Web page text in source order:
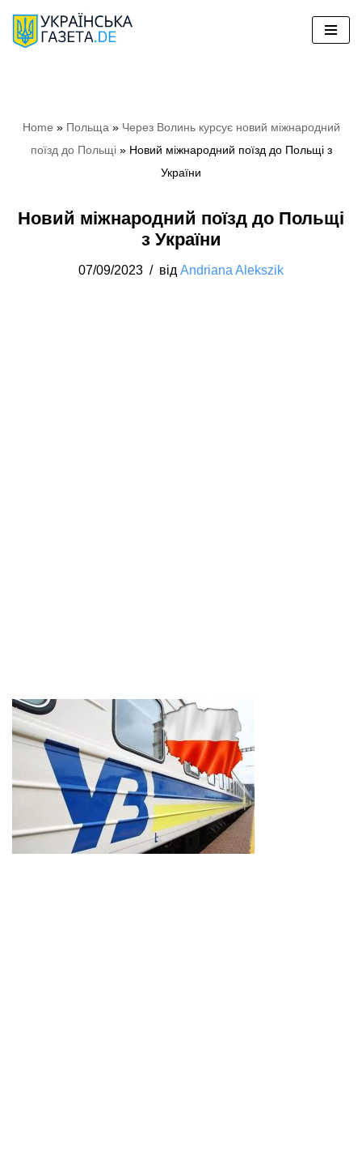
Перейти
Home » Польща » Через Волинь курсує новий міжнародний
поїзд до Польщі» Новий міжнародний поїзд до Польщі з
України
Новий міжнародний поїзд до Польщі
з України
07/09/2023 від Andriana Alekszik